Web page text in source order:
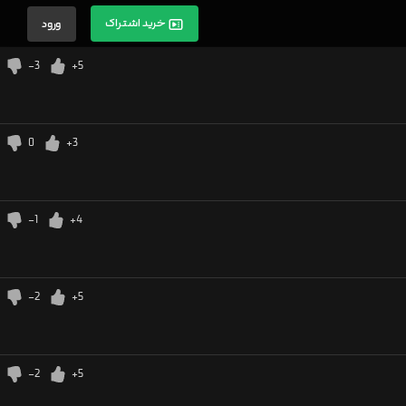
خرید اشتراک ورود
+5
-3
+3
0
+4
-1
+5
-2
+5
-2